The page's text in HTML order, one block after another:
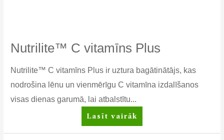
Nutrilite™ C vitamīns Plus
Nutrilite™ C vitamīns Plus ir uztura bagātinātājs, kas
nodrošina lēnu un vienmērīgu C vitamīna izdalīšanos
visas dienas garumā, lai atbalstītu...
Nutrilite™
C
Lasīt vairāk